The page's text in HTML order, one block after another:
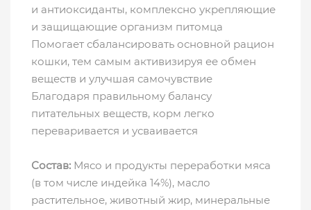
и антиоксиданты, комплексно укрепляющие
и защищающие организм питомца
Помогает сбалансировать основной рацион
кошки, тем самым активизируя ее обмен
веществ и улучшая самочувствие
Благодаря правильному балансу
питательных веществ, корм легко
переваривается и усваивается
Состав: Мясо и продукты переработки мяса
(в том числе индейка 14%), масло
растительное, животный жир, минеральные